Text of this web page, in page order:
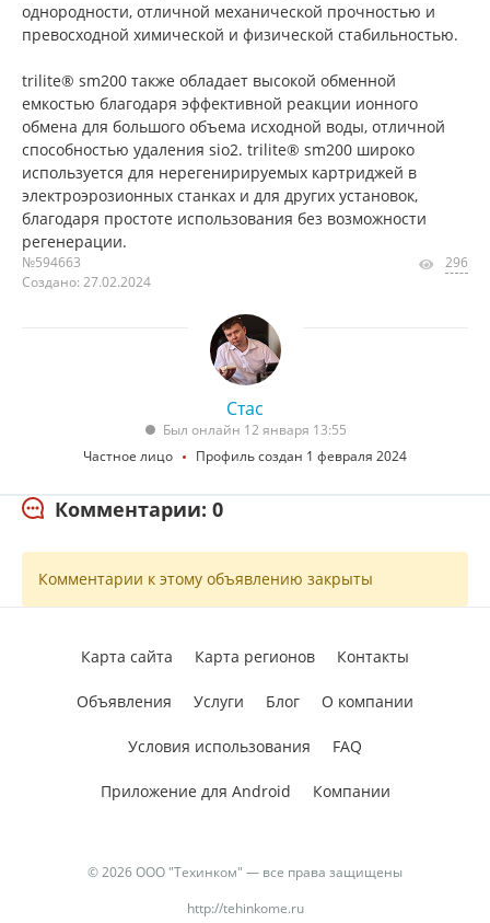
однородности, отличной механической прочностью и
превосходной химической и физической стабильностью.
trilite® sm200 также обладает высокой обменной
емкостью благодаря эффективной реакции ионного
обмена для большого объема исходной воды, отличной
способностью удаления sio2. trilite® sm200 широко
используется для нерегенирируемых картриджей в
электроэрозионных станках и для других установок,
благодаря простоте использования без возможности
регенерации.
№594663
Создано: 27.02.2024
296
Стас
Был онлайн 12 января 13:55
Частное лицо
Профиль создан 1 февраля 2024
Комментарии: 0
Комментарии к этому объявлению закрыты
© 2026 ООО "Техинком" — все права защищены
http://tehinkome.ru
Карта сайта Карта регионов Контакты
Объявления Услуги Блог О компании
Условия использования FAQ
Приложение для Android Компании